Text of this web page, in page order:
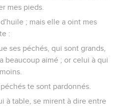
mes pieds.
; mais elle a oint mes
:
ses péchés, qui sont grands,
beaucoup aimé ; or celui à qui
te sont pardonnés.
à table, se mirent à dire entre